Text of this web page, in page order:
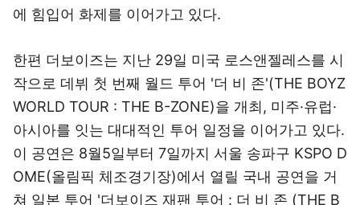
에 힘입어 화제를 이어가고 있다.
한편 더보이즈는 지난 29일 미국 로스앤젤레스를 시
작으로 데뷔 첫 번째 월드 투어 '더 비 존'(THE BOYZ
WORLD TOUR : THE B-ZONE)을 개최, 미주·유럽·
아시아를 잇는 대대적인 투어 일정을 이어가고 있다.
이 공연은 8월5일부터 7일까지 서울 송파구 KSPO D
OME(올림픽 체조경기장)에서 열릴 국내 공연을 거
쳐 일본 투어 '더보이즈 재팬 투어 : 더 비 존 (THE B